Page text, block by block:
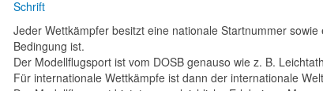
Jeder Wettkämpfer besitzt eine nationale Startnummer
Bedingung ist.
Der Modellflugsport ist vom DOSB genauso wie z. B.
Für internationale Wettkämpfe ist dann der internationale